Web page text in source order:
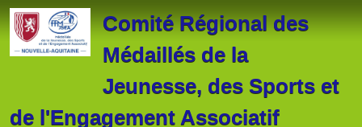
Comité Régional des
Médaillés de la
Jeunesse, des Sports et
de l'Engagement Associatif
Panneau de gestion des cookies